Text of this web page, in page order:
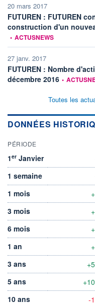
20 mars 2017
FUTUREN : FUTUREN
construction d'un
• ACTUSNEWS
27 janv. 2017
FUTUREN : Nombre
décembre 2016 information
•
Toutes les
DONNÉES
PÉRIODE
1er Janvier
1 semaine
1 mois
3 mois
6 mois
1 an
3 ans
5 ans
10 ans
-